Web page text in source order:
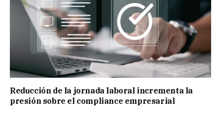
Reducción de la jornada laboral incrementa la
presión sobre el compliance empresarial